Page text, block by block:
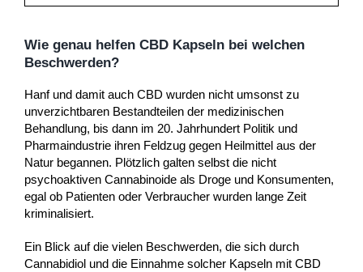
Wie genau helfen CBD Kapseln bei welchen
Beschwerden?
Hanf und damit auch CBD wurden nicht umsonst zu
unverzichtbaren Bestandteilen der medizinischen
Behandlung, bis dann im 20. Jahrhundert Politik und
Pharmaindustrie ihren Feldzug gegen Heilmittel aus der
Natur begannen. Plötzlich galten selbst die nicht
psychoaktiven Cannabinoide als Droge und Konsumenten,
egal ob Patienten oder Verbraucher wurden lange Zeit
kriminalisiert.
Ein Blick auf die vielen Beschwerden, die sich durch
Cannabidiol und die Einnahme solcher Kapseln mit CBD